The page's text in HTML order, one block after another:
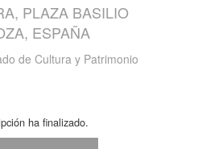
PLAZA BASILIO
ESPAÑA
de Cultura y Patrimonio
ha finalizado.